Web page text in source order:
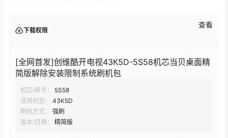
下载权限
查看
[全网首发]创维酷开电视43K5D-5S58机芯当贝桌面精
简版解除安装限制系统刷机包
机芯/串号：
5S58
适用机型：
43K5D
刷机方式：
强刷
版本/日期：
精简版